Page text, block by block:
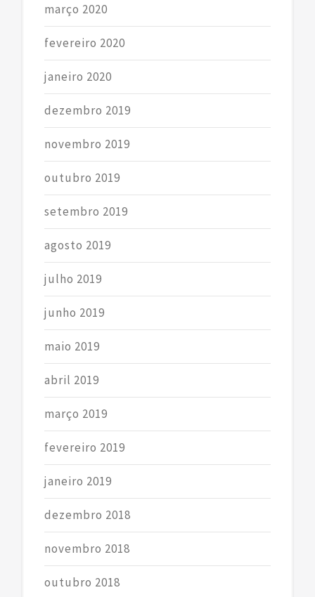
março 2020
fevereiro 2020
janeiro 2020
dezembro 2019
novembro 2019
outubro 2019
setembro 2019
agosto 2019
julho 2019
junho 2019
maio 2019
abril 2019
março 2019
fevereiro 2019
janeiro 2019
dezembro 2018
novembro 2018
outubro 2018